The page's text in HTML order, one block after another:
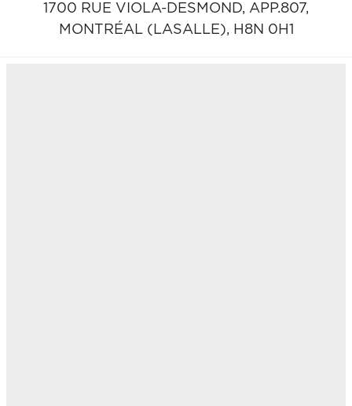
1700 RUE VIOLA-DESMOND, APP.807,
MONTRÉAL (LASALLE), H8N 0H1